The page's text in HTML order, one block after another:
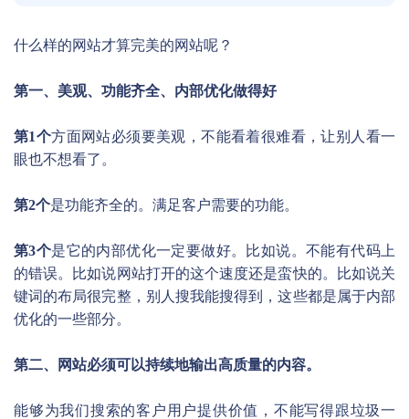
什么样的网站才算完美的网站呢？
第一、美观、功能齐全、内部优化做得好
第1个方面网站必须要美观，不能看着很难看，让别人看一
眼也不想看了。
第2个是功能齐全的。满足客户需要的功能。
第3个是它的内部优化一定要做好。比如说。不能有代码上
的错误。比如说网站打开的这个速度还是蛮快的。比如说关
键词的布局很完整，别人搜我能搜得到，这些都是属于内部
优化的一些部分。
第二、网站必须可以持续地输出高质量的内容。
能够为我们搜索的客户用户提供价值，不能写得跟垃圾一